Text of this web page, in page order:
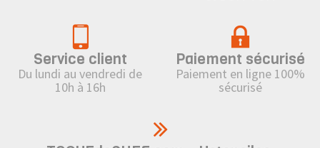
Service client
Du lundi au vendredi de
10h à 16h
Paiement sécurisé
Paiement en ligne 100%
sécurisé